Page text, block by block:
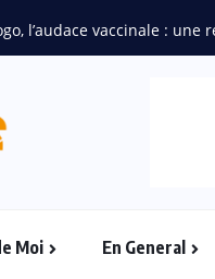
Moi En General